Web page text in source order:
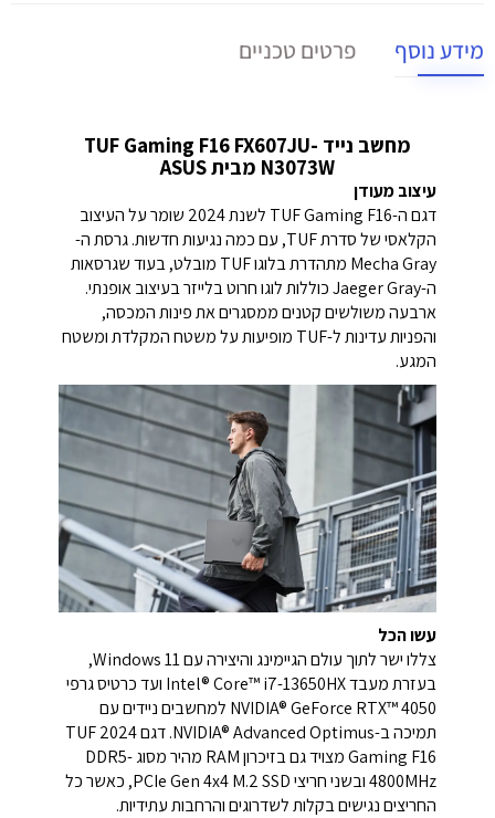
מידע נוסף פרטים טכניים
מחשב נייד TUF Gaming F16 FX607JU-
N3073W מבית
עיצוב מעודן
דגם ה-TUF Gaming F16 לשנת 2024 שומר על העיצוב
הקלאסי של סדרת TUF, עם כמה נגיעות חדשות. גרסת ה-
Mecha Gray מתהדרת בלוגו TUF מובלט, בעוד שגרסאות
ה-Jaeger Gray כוללות לוגו חרוט בלייזר בעיצוב אופנתי.
ארבעה משולשים קטנים ממסגרים את פינות המכסה,
והפניות עדינות ל-TUF מופיעות על משטח המקלדת ומשטח
המגע.
עשו הכל
צללו ישר לתוך עולם הגיימינג והיצירה עם Windows 11,
בעזרת מעבד Intel® Core™ i7-13650HX ועד כרטיס גרפי
NVIDIA® GeForce RTX™ 4050 למחשבים ניידים עם
תמיכה ב-NVIDIA® Advanced Optimus. דגם 2024 TUF
Gaming F16 מצויד גם בזיכרון RAM מהיר מסוג DDR5-
4800MHz ובשני חריצי PCIe Gen 4x4 M.2 SSD, כאשר כל
החריצים נגישים בקלות לשדרוגים והרחבות עתידיות.